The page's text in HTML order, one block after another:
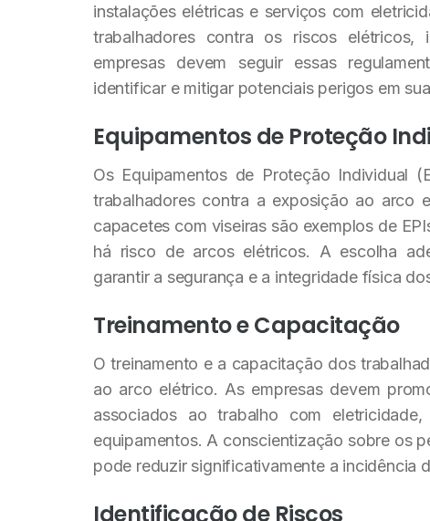
instalações elétricas e serviços com
trabalhadores contra os riscos
empresas devem seguir essas
identificar e mitigar potenciais perigos em
Equipamentos de Proteção
Os Equipamentos de Proteção Individual
trabalhadores contra a exposição ao arco
capacetes com viseiras são exemplos de
há risco de arcos elétricos. A escolha
garantir a segurança e a integridade física
Treinamento e Capacitação
O treinamento e a capacitação dos
ao arco elétrico. As empresas devem
associados ao trabalho com
equipamentos. A conscientização sobre os
pode reduzir significativamente a incidência
Identificação de Riscos